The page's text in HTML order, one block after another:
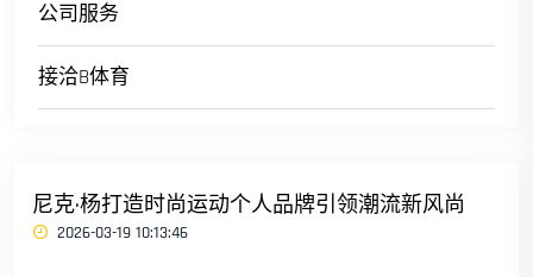
公司服务
接洽B体育
尼克·杨打造时尚运动个人品牌引领潮流新风尚
2026-03-19 10:13:46